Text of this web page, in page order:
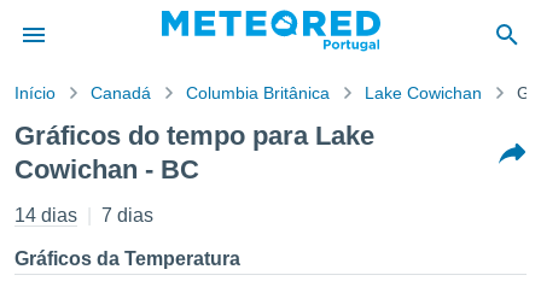
da
por
que as
Início Canadá Columbia Britânica Lake Cowichan
Gráficos do tempo para Lake
Cowichan - BC
14 dias 7 dias
Gráficos da Temperatura